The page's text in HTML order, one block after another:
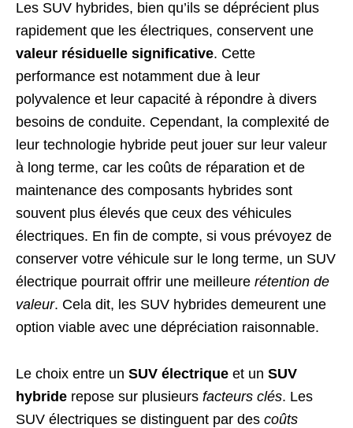
Les SUV hybrides, bien qu’ils se déprécient plus
rapidement que les électriques, conservent une
valeur résiduelle significative. Cette
performance est notamment due à leur
polyvalence et leur capacité à répondre à divers
besoins de conduite. Cependant, la complexité de
leur technologie hybride peut jouer sur leur valeur
à long terme, car les coûts de réparation et de
maintenance des composants hybrides sont
souvent plus élevés que ceux des véhicules
électriques. En fin de compte, si vous prévoyez de
conserver votre véhicule sur le long terme, un SUV
électrique pourrait offrir une meilleure rétention de
valeur. Cela dit, les SUV hybrides demeurent une
option viable avec une dépréciation raisonnable.
Le choix entre un SUV électrique et un SUV
hybride repose sur plusieurs facteurs clés. Les
SUV électriques se distinguent par des coûts